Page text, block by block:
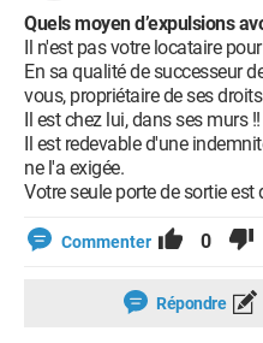
Quels moyen d’expulsions
Il n'est pas votre locataire
En sa qualité de successeur
vous, propriétaire de ses
Il est chez lui, dans ses murs !!
Il est redevable d'une
ne l'a exigée.
Votre seule porte de sortie
Commenter 0
Répondre